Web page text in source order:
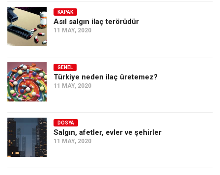
KAPAK
Asıl salgın ilaç terörüdür
11 MAY, 2020
GENEL
Türkiye neden ilaç üretemez?
11 MAY, 2020
DOSYA
Salgın, afetler, evler ve şehirler
11 MAY, 2020